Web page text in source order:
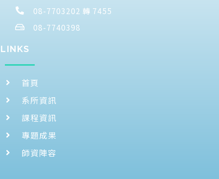
08-7703202 轉 7455
08-7740398
LINKS
首頁
系所資訊
課程資訊
專題成果
師資陣容